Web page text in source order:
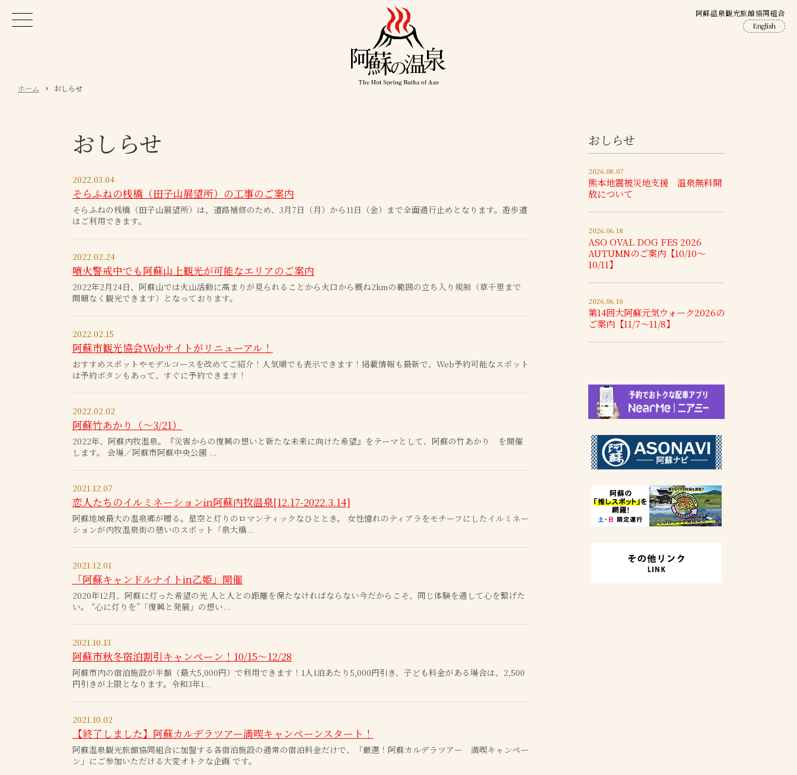
阿蘇温泉観光旅館協同組合
English
ホーム おしらせ
おしらせ
2022.03.04
そらふねの桟橋（田子山展望所）の工事のご案内
そらふねの桟橋（田子山展望所）は、道路補修のため、3月7日（月）から11日（金）まで全面通行止めとなります。遊歩道
はご利用できます。
2022.02.24
噴火警戒中でも阿蘇山上観光が可能なエリアのご案内
2022年2月24日、阿蘇山では火山活動に高まりが見られることから火口から概ね2kmの範囲の立ち入り規制（草千里まで
問題なく観光できます）となっております。
2022.02.15
阿蘇市観光協会Webサイトがリニューアル！
おすすめスポットやモデルコースを改めてご紹介！人気順でも表示できます！掲載情報も最新で、Web予約可能なスポット
は予約ボタンもあって、すぐに予約できます！
2022.02.02
阿蘇竹あかり（～3/21）
2022年、阿蘇内牧温泉。『災害からの復興の想いと新たな未来に向けた希望』をテーマとして、阿蘇の竹あかり を開催
します。 会場／阿蘇市阿蘇中央公園 ...
2021.12.07
恋人たちのイルミネーションin阿蘇内牧温泉[12.17-2022.3.14]
阿蘇地域最大の温泉郷が贈る。星空と灯りのロマンティックなひととき。 女性憧れのティアラをモチーフにしたイルミネー
ションが内牧温泉街の憩いのスポット「泉大橋...
2021.12.01
「阿蘇キャンドルナイトin乙姫」開催
2020年12月、阿蘇に灯った希望の光 人と人との距離を保たなければならない今だからこそ、同じ体験を通して心を繋げた
い。 “心に灯りを”「復興と発展」の想い...
2021.10.13
阿蘇市秋冬宿泊割引キャンペーン！10/15～12/28
阿蘇市内の宿泊施設が半額（最大5,000円）で利用できます！1人1泊あたり5,000円引き、子ども料金がある場合は、2,500
円引きが上限となります。令和3年1...
2021.10.02
【終了しました】阿蘇カルデラツアー満喫キャンペーンスタート！
阿蘇温泉観光旅館協同組合に加盟する各宿泊施設の通常の宿泊料金だけで、「厳選！阿蘇カルデラツアー 満喫キャンペー
ン」にご参加いただける大変オトクな企画 です。
おしらせ
2026.08.07
熊本地震被災地支援 温泉無料開
放について
2026.06.18
ASO OVAL DOG FES 2026
AUTUMNのご案内【10/10～
10/11】
2026.06.10
第14回大阿蘇元気ウォーク2026の
ご案内【11/7～11/8】